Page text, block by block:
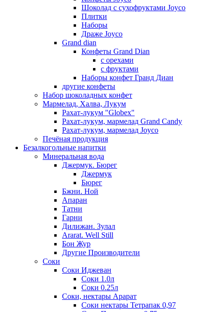
Шоколад с сухофруктами Joyco
Плитки
Наборы
Драже Joyco
Grand dian
Конфеты Grand Dian
с орехами
с фруктами
Наборы конфет Гранд Диан
другие конфеты
Набор шоколадных конфет
Мармелад, Халва, Лукум
Рахат-лукум "Globex"
Рахат-лукум, мармелад Grand Candy
Рахат-лукум, мармелад Joyco
Печёная продукция
Безалкогольные напитки
Минеральная вода
Джермук. Бюрег
Джермук
Бюрег
Бжни. Ной
Апаран
Татни
Гарни
Дилижан. Зулал
Ararat. Well Still
Бон Жур
Другие Производители
Соки
Соки Иджеван
Соки 1.0л
Соки 0.25л
Соки, нектары Арарат
Соки нектары Тетрапак 0,97